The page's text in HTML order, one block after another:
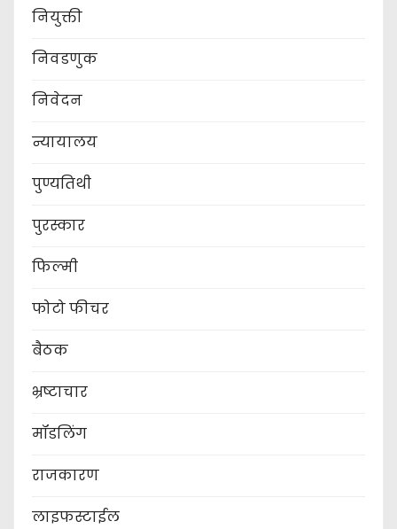
नियुक्ती
निवडणुक
निवेदन
न्यायालय
पुण्यतिथी
पुरस्कार
फिल्मी
फोटो फीचर
बैठक
भ्रष्टाचार
मॉडलिंग
राजकारण
लाइफस्टाईल